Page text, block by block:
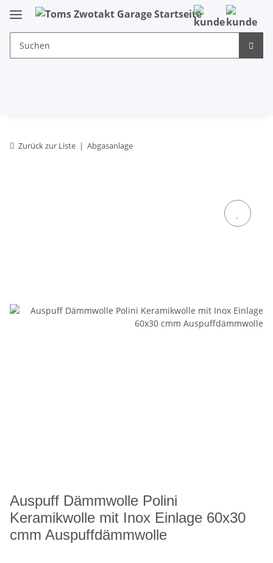
Zurück zur Liste Abgasanlage
Auspuff Dämmwolle Polini
Keramikwolle mit Inox Einlage 60x30
cmm Auspuffdämmwolle